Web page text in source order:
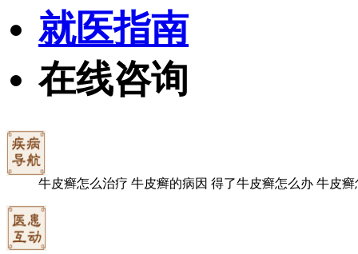
就医指南
在线咨询
牛皮癣怎么治疗 牛皮癣的病因 得了牛皮癣怎么办 牛皮癣